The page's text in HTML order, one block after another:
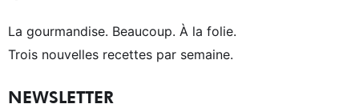
La gourmandise. Beaucoup. À la folie.
Trois nouvelles recettes par semaine.
NEWSLETTER